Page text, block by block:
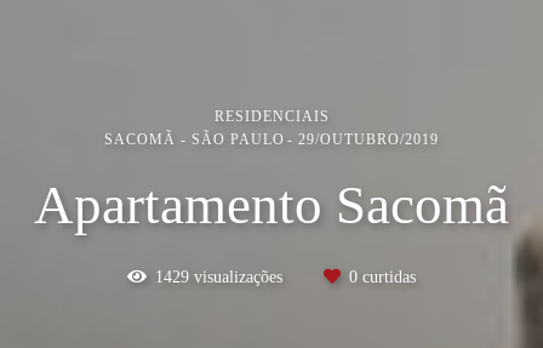
RESIDENCIAIS
SACOMÃ - SÃO PAULO
29/OUTUBRO/2019
Apartamento Sacomã
1429 visualizações 0 curtidas